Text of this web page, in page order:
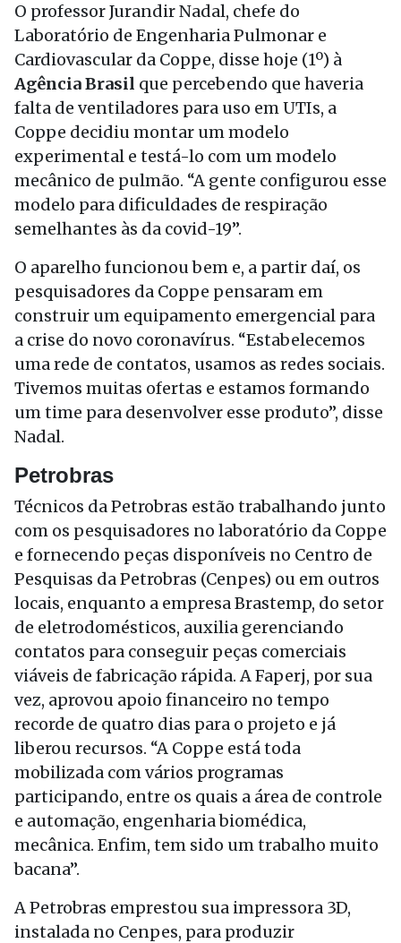
O professor Jurandir Nadal, chefe do
Laboratório de Engenharia Pulmonar e
Cardiovascular da Coppe, disse hoje (1º) à
Agência Brasil que percebendo que haveria
falta de ventiladores para uso em UTIs, a
Coppe decidiu montar um modelo
experimental e testá-lo com um modelo
mecânico de pulmão. “A gente configurou esse
modelo para dificuldades de respiração
semelhantes às da covid-19”.
O aparelho funcionou bem e, a partir daí, os
pesquisadores da Coppe pensaram em
construir um equipamento emergencial para
a crise do novo coronavírus. “Estabelecemos
uma rede de contatos, usamos as redes sociais.
Tivemos muitas ofertas e estamos formando
um time para desenvolver esse produto”, disse
Nadal.
Petrobras
Técnicos da Petrobras estão trabalhando junto
com os pesquisadores no laboratório da Coppe
e fornecendo peças disponíveis no Centro de
Pesquisas da Petrobras (Cenpes) ou em outros
locais, enquanto a empresa Brastemp, do setor
de eletrodomésticos, auxilia gerenciando
contatos para conseguir peças comerciais
viáveis de fabricação rápida. A Faperj, por sua
vez, aprovou apoio financeiro no tempo
recorde de quatro dias para o projeto e já
liberou recursos. “A Coppe está toda
mobilizada com vários programas
participando, entre os quais a área de controle
e automação, engenharia biomédica,
mecânica. Enfim, tem sido um trabalho muito
bacana”.
A Petrobras emprestou sua impressora 3D,
instalada no Cenpes, para produzir